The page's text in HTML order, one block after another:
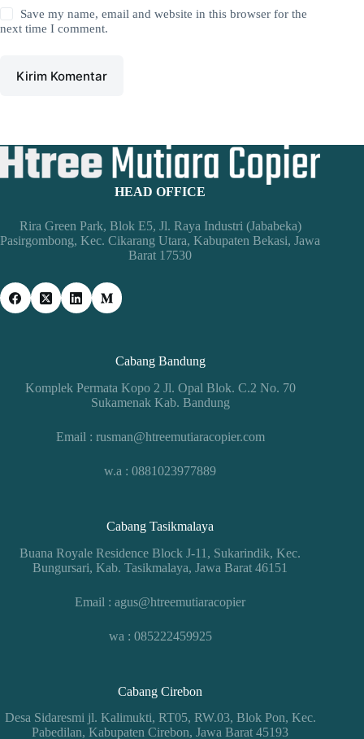
Save my name, email and website in this browser for the
next time I comment.
Kirim Komentar
HEAD OFFICE
Rira Green Park, Blok E5, Jl. Raya Industri (Jababeka)
Pasirgombong, Kec. Cikarang Utara, Kabupaten Bekasi, Jawa
Barat 17530
Cabang Bandung
Komplek Permata Kopo 2 Jl. Opal Blok. C.2 No. 70
Sukamenak Kab. Bandung
Email : rusman@htreemutiaracopier.com
w.a : 0881023977889
Cabang Tasikmalaya
Buana Royale Residence Block J-11, Sukarindik, Kec.
Bungursari, Kab. Tasikmalaya, Jawa Barat 46151
Email : agus@htreemutiaracopier
wa : 085222459925
Cabang Cirebon
Desa Sidaresmi jl. Kalimukti, RT05, RW.03, Blok Pon, Kec.
Pabedilan, Kabupaten Cirebon, Jawa Barat 45193